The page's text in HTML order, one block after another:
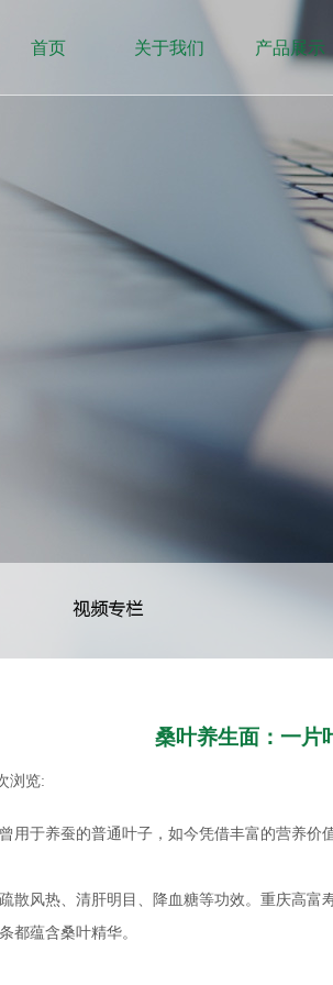
首页 关于我们 产品展示
视频专栏
桑叶养生面：一片
浏览:
于养蚕的普通叶子，如今凭借丰富的营养
散风热、清肝明目、降血糖等功效。重庆高
都蕴含桑叶精华。